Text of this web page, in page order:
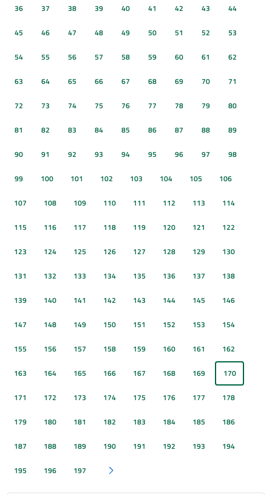
36 37 38 39 40 41 42 43 44
45 46 47 48 49 50 51 52 53
54 55 56 57 58 59 60 61 62
63 64 65 66 67 68 69 70 71
72 73 74 75 76 77 78 79 80
81 82 83 84 85 86 87 88 89
90 91 92 93 94 95 96 97 98
99 100 101 102 103 104 105 106
107 108 109 110 111 112 113 114
115 116 117 118 119 120 121 122
123 124 125 126 127 128 129 130
131 132 133 134 135 136 137 138
139 140 141 142 143 144 145 146
147 148 149 150 151 152 153 154
155 156 157 158 159 160 161 162
163 164 165 166 167 168 169 170
171 172 173 174 175 176 177 178
179 180 181 182 183 184 185 186
187 188 189 190 191 192 193 194
195 196 197 Pagina successiva